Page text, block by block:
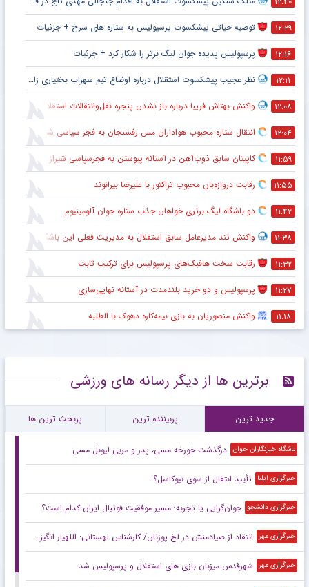
۱۲:۲۹ توصیه حیاتی پیشکسوت پرسپولیس به ستاره های سرخ + جزئیات
۱۲:۱۶ پرسپولیس پدیده جوان لیگ برتر را شکار کرد + جزئیات
۱۲:۱۱ نظر عجیب پیشکسوت استقلال درباره اوضاع تیم سهراب بختیاری زاده + جزئیات
۱۲:۰۸ واکنش بهتاش فریبا درباره باز نشدن پنجره نقل‌وانتقالات استقلال
۱۲:۰۴ انتقال ستاره محبوب هواداران مس رفسنجان به فجر سپاسی شیراز
۱۱:۵۹ کاپیتان سابق ذوب‌آهن در آستانه پیوستن به فجرسپاسی شیراز
۱۱:۵۵ رقابت دروازه‌بان محبوب تراکتور با علیرضا بیرانوند
۱۱:۴۲ دو باشگاه لیگ برتری خواهان جذب ستاره جوان آلومینیوم
۱۱:۳۸ واکنش تند مدیرعامل سابق استقلال به مدیریت فعلی این باشگاه
۱۱:۳۲ رقابت سخت هافبک‌های پرسپولیس برای ترکیب ثابت
۱۱:۲۷ پرسپولیس و دو خرید بلندمدت در آستانه نهایی‌سازی
۱۱:۱۸ واکنش منصوریان به بازی نیمه‌کاره دهوک با الطلبه
برترین ها از دیگر رسانه های ورزشی
جدید ترین پربیننده ترین پربحث ترین ها
باشگاه خبرنگاران جوان درگذشت خورخه مسی، پدر و مربی لیونل مسی
خبرگزاری ایلنا تأیید انتقال از سوی نیوکاسل؟
خبرگزاری دانشجو جوان‌گرایی یا تجربه؛ مسیر موفقیت فوتبال ایران کدام است؟
خبرگزاری مهر انتقاد از صیادمنش در لخ پوزنان/ کارشناس لهستانی: اللهیار انگیزه ندارد
خبرگزاری مهر شهرقدس میزبان بازی های استقلال و پرسپولیس شد